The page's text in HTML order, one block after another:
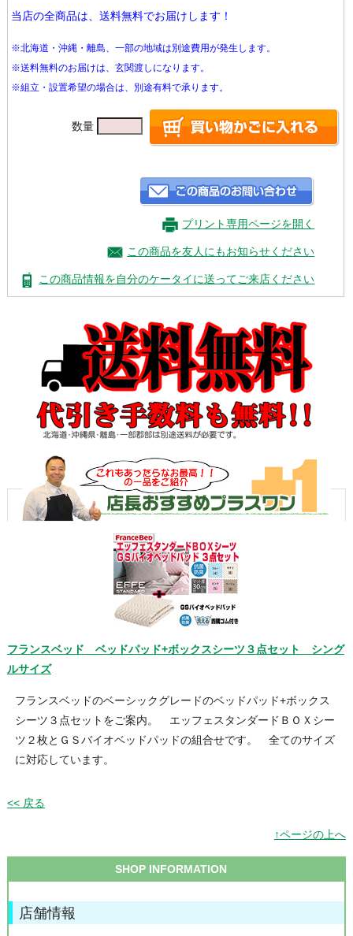
当店の全商品は、送料無料でお届けします！
※北海道・沖縄・離島、一部の地域は別途費用が発生します。
※送料無料のお届けは、玄関渡しになります。
※組立・設置希望の場合は、別途有料で承ります。
数量
プリント専用ページを開く
この商品を友人にもお知らせください
この商品情報を自分のケータイに送ってご来店ください
フランスベッド ベッドパッド+ボックスシーツ３点セット シング
ルサイズ
フランスベッドのベーシックグレードのベッドパッド+ボックス
シーツ３点セットをご案内。 エッフェスタンダードＢＯＸシー
ツ２枚とＧＳバイオベッドパッドの組合せです。 全てのサイズ
に対応しています。
<< 戻る
↑ページの上へ
SHOP INFORMATION
店舗情報